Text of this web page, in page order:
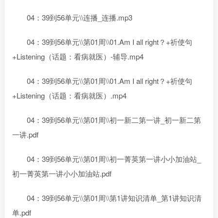
04：39到56单元\\连播_连播.mp3
04：39到56单元\\第01周\\01.Am I all right？+祈使句
+Listening（话题：看病就医）-辅导.mp4
04：39到56单元\\第01周\\01.Am I all right？+祈使句
+Listening（话题：看病就医）.mp4
04：39到56单元\\第01周\\初一新二第一讲_初一新二第
一讲.pdf
04：39到56单元\\第01周\\初一菁英第一讲小小加油站_
初一菁英第一讲小小加油站.pdf
04：39到56单元\\第01周\\第1讲知识清单_第1讲知识清
单.pdf